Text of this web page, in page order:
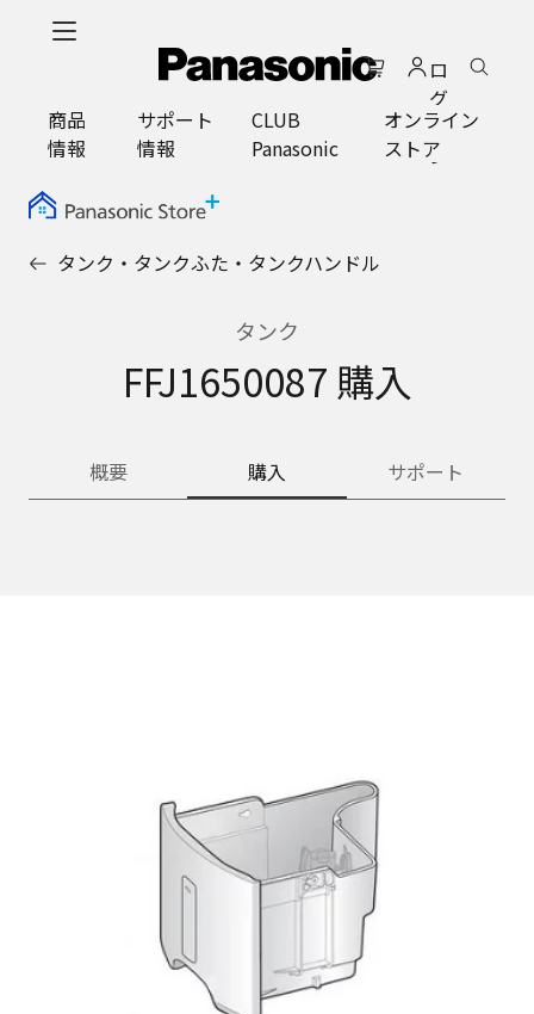
ロ
グ
イ
ン
商品
情報
サポート
情報
CLUB
Panasonic
オンライン
ストア
タンク・タンクふた・タンクハンドル
タンク
FFJ1650087 購入
概要 購入 サポート